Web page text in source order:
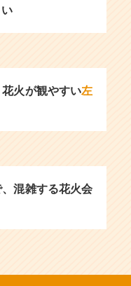
火が観やすい左
混雑する花火会